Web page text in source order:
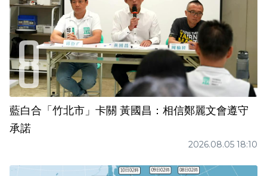
藍白合「竹北市」卡關 黃國昌：相信鄭麗文會遵守
承諾
2026.08.05 18:10